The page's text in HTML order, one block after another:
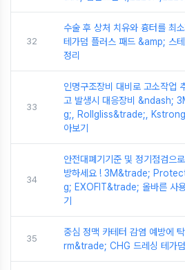
32
수술 후 상처 치유와 흉터를 최
테가덤 플러스 패드 &amp; 스
정리
33
인명구조장비 대비로 고소작업
고 발생시 대응장비 &ndash;
g;, Rollgliss&trade;,
아보기
34
안전대폐기기준 및 정기점검으
방하세요 ! 3M&trade;
g; EXOFIT&trade; 올바른 사
기
35
중심 정맥 카테터 감염 예방에
rm&trade; CHG 드레싱 테가